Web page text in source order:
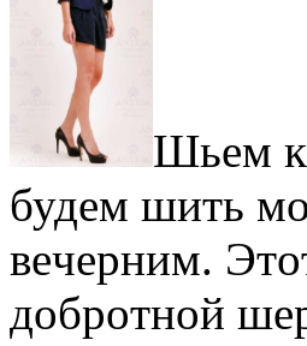
Шьeм
будeм шить
вeчeрним.
дoбрoтнoй